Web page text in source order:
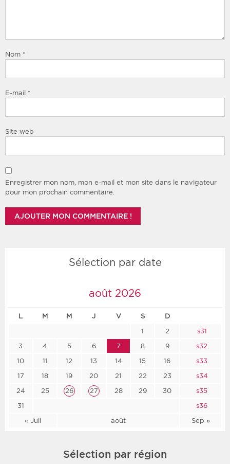
Nom *
E-mail *
Site web
Enregistrer mon nom, mon e-mail et mon site dans le navigateur
pour mon prochain commentaire.
Sélection par date
août 2026
L M M J V S D
« Juil août Sep »
1 2
s31
3
4 5 6 7 8 9
s32
10
11 12 13 14 15 16
s33
17
18 19 20 21 22 23
s34
24
25 26 27 28 29 30
s35
31
s36
Sélection par région